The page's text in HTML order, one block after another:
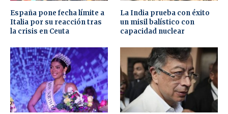
España pone fecha límite a
Italia por su reacción tras
la crisis en Ceuta
La India prueba con éxito
un misil balístico con
capacidad nuclear